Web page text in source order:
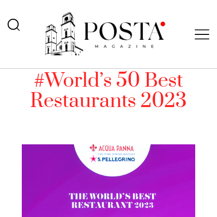
#World’s 50 Best
Restaurants 2023